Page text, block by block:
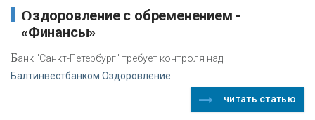
Оздоровление с обременением -
«Финансы»
Банк "Санкт-Петербург" требует контроля над
Балтинвестбанком Оздоровление
читать статью